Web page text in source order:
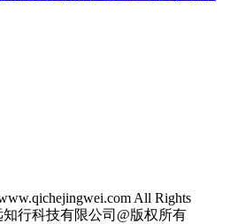
All Rights
知行科技有限公司@版权所有